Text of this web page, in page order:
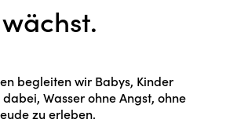
begleiten wir Babys, Kinder
Wasser ohne Angst, ohne
zu erleben.